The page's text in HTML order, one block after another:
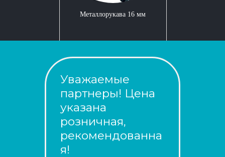
Металлорукава 16 мм
Уважаемые
партнеры! Цена
указана
розничная,
рекомендованна
я!